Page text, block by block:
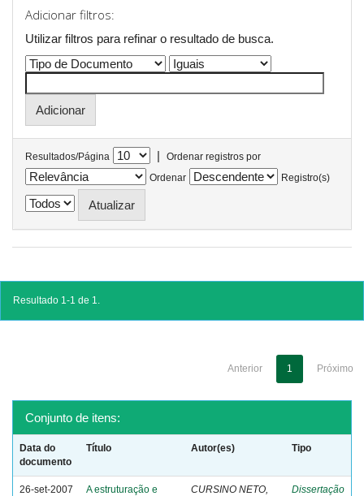
Adicionar filtros:
Utilizar filtros para refinar o resultado de busca.
Resultados/Página |
Ordenar registros por
Ordenar
Registro(s)
Resultado 1-1 de 1.
Anterior 1 Próximo
Conjunto de itens:
Data do
documento
Título Autor(es) Tipo
26-set-2007
A estruturação e
CURSINO NETO,
Dissertação